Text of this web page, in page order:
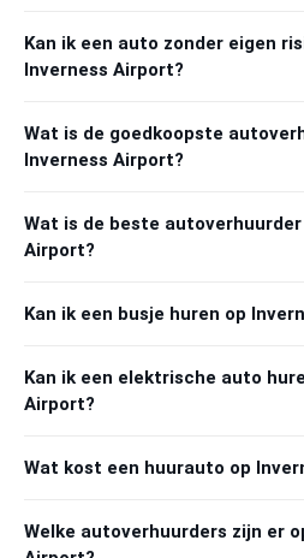
Kan ik een auto zonder eigen
Inverness Airport?
Wat is de goedkoopste
Inverness Airport?
Wat is de beste autoverhuurder
Airport?
Kan ik een busje huren op
Kan ik een elektrische auto
Airport?
Wat kost een huurauto op
Welke autoverhuurders zijn er